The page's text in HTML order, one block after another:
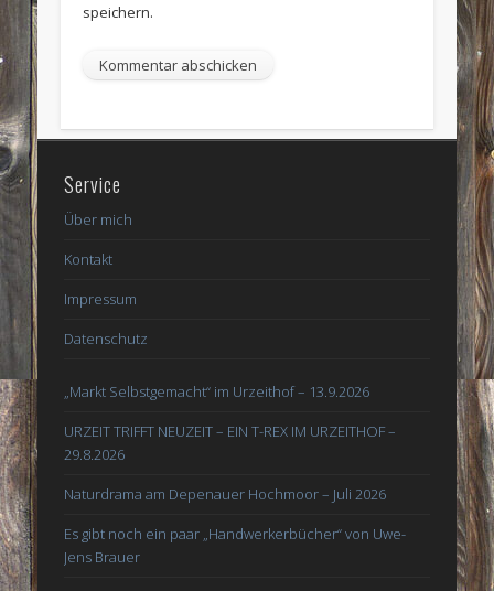
speichern.
Service
Über mich
Kontakt
Impressum
Datenschutz
„Markt Selbstgemacht“ im Urzeithof – 13.9.2026
URZEIT TRIFFT NEUZEIT – EIN T-REX IM URZEITHOF –
29.8.2026
Naturdrama am Depenauer Hochmoor – Juli 2026
Es gibt noch ein paar „Handwerkerbücher“ von Uwe-
Jens Brauer